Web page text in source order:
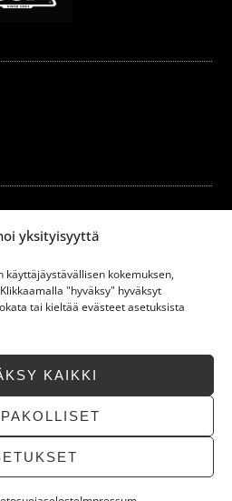
yksityisyyttä
kokemuksen,
"hyväksy" hyväksyt
tai kieltää evästeet asetuksista
KAIKKI
OHJEET